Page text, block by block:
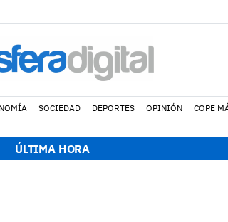
SOCIEDAD DEPORTES OPINIÓN COPE
ÚLTIMA HORA